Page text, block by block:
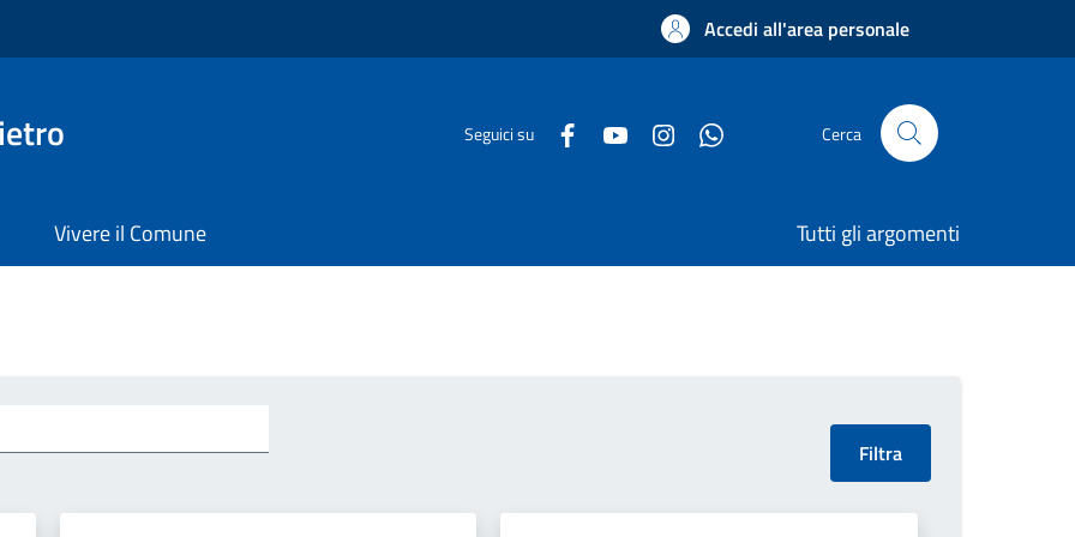
Accedi all'area personale
Seguici su Cerca
Vivere il Comune Tutti gli argomenti